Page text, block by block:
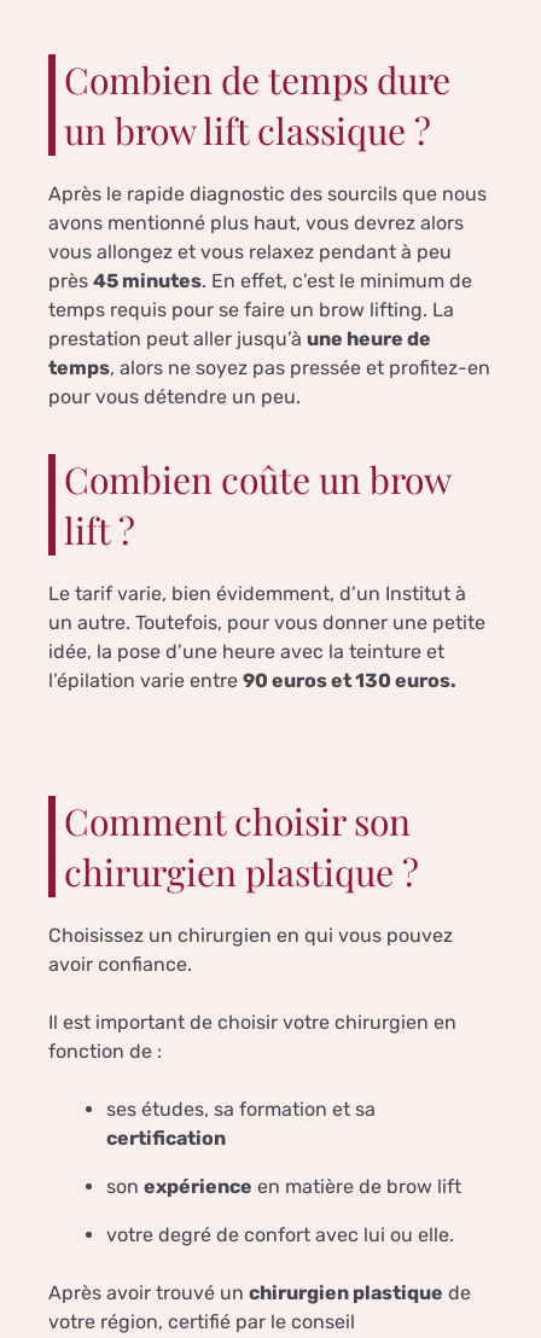
Combien de temps dure
un brow lift classique ?
Après le rapide diagnostic des sourcils que nous
avons mentionné plus haut, vous devrez alors
vous allongez et vous relaxez pendant à peu
près 45 minutes. En effet, c’est le minimum de
temps requis pour se faire un brow lifting. La
prestation peut aller jusqu’à une heure de
temps, alors ne soyez pas pressée et profitez-en
pour vous détendre un peu.
Combien coûte un brow
lift ?
Le tarif varie, bien évidemment, d’un Institut à
un autre. Toutefois, pour vous donner une petite
idée, la pose d’une heure avec la teinture et
l’épilation varie entre 90 euros et 130 euros.
Comment choisir son
chirurgien plastique ?
Choisissez un chirurgien en qui vous pouvez
avoir confiance.
Il est important de choisir votre chirurgien en
fonction de :
ses études, sa formation et sa
certification
son expérience en matière de brow lift
votre degré de confort avec lui ou elle.
Après avoir trouvé un chirurgien plastique de
votre région, certifié par le conseil